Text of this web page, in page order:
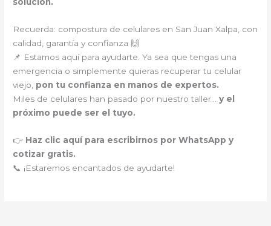
solución.
Recuerda: compostura de celulares en San Juan Xalpa, con
calidad, garantía y confianza 🙌
📌 Estamos aquí para ayudarte. Ya sea que tengas una
emergencia o simplemente quieras recuperar tu celular
viejo, pon tu confianza en manos de expertos.
Miles de celulares han pasado por nuestro taller…y el
próximo puede ser el tuyo.
👉 Haz clic aquí para escribirnos por WhatsApp y
cotizar gratis.
📞 ¡Estaremos encantados de ayudarte!